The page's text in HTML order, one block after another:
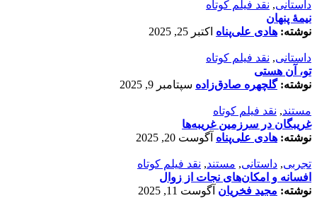
داستانی, نقد فیلم کوتاه
نیمۀ پنهان
نوشته: هادی علی‌پناه اکتبر 25, 2025
داستانی, نقد فیلم کوتاه
تو، آن هستی
نوشته:گلچهره صادق‌زاده سپتامبر 9, 2025
مستند, نقد فیلم کوتاه
غریبگان در سرزمین غریبه‌ها
نوشته: هادی علی‌پناه آگوست 20, 2025
تجربی, داستانی, مستند, نقد فیلم کوتاه
افسانه‌ و امکان‌های نجات از زوال
نوشته: مجید فخریان آگوست 11, 2025